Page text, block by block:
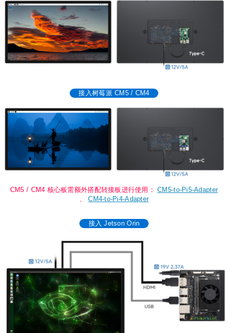
接入树莓派 CM5 / CM4
CM5 / CM4 核心板需额外搭配转接板进行使用：CM5-to-Pi5-Adapter
、CM4-to-Pi4-Adapter
接入 Jetson Orin